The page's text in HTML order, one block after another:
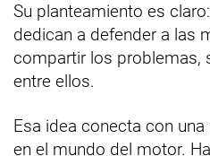
Su planteamiento es
dedican a defender a las
compartir los problemas,
entre ellos.
Esa idea conecta con
en el mundo del motor.